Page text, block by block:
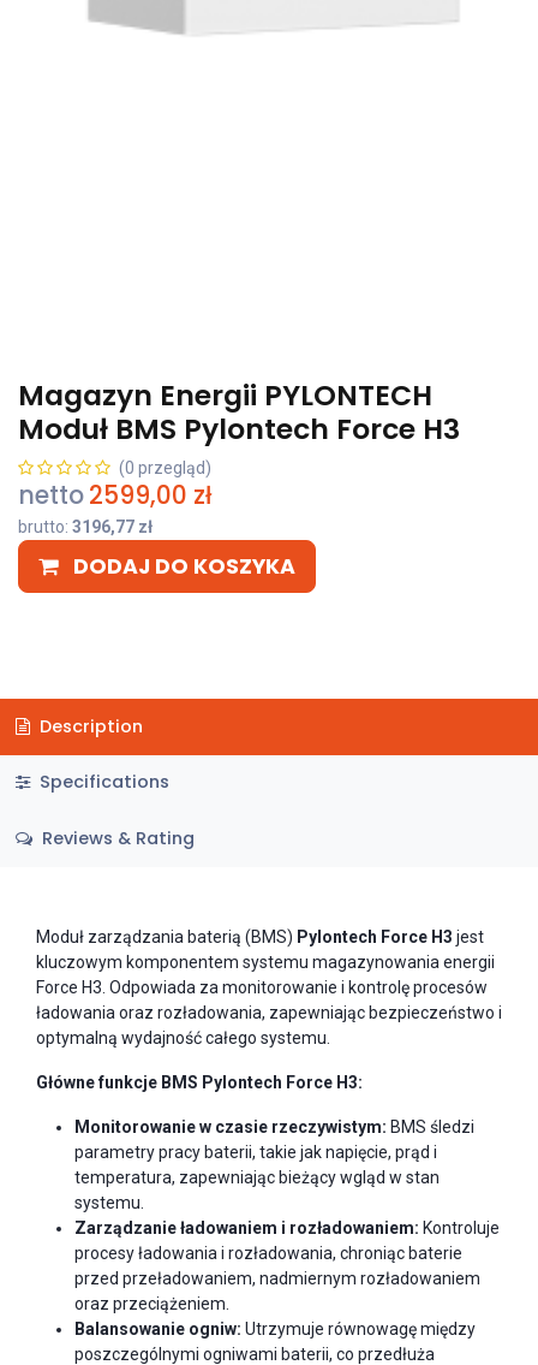
Magazyn Energii PYLONTECH
Moduł BMS Pylontech Force H3
(0 przegląd)
netto2599,00 zł
brutto: 3196,77 zł
DODAJ DO KOSZYKA
Description
Specifications
Reviews & Rating
Moduł zarządzania baterią (BMS) Pylontech Force H3 jest
kluczowym komponentem systemu magazynowania energii
Force H3. Odpowiada za monitorowanie i kontrolę procesów
ładowania oraz rozładowania, zapewniając bezpieczeństwo i
optymalną wydajność całego systemu.
Główne funkcje BMS Pylontech Force H3:
Monitorowanie w czasie rzeczywistym: BMS śledzi
parametry pracy baterii, takie jak napięcie, prąd i
temperatura, zapewniając bieżący wgląd w stan
systemu.
Zarządzanie ładowaniem i rozładowaniem: Kontroluje
procesy ładowania i rozładowania, chroniąc baterie
przed przeładowaniem, nadmiernym rozładowaniem
oraz przeciążeniem.
Balansowanie ogniw: Utrzymuje równowagę między
poszczególnymi ogniwami baterii, co przedłuża